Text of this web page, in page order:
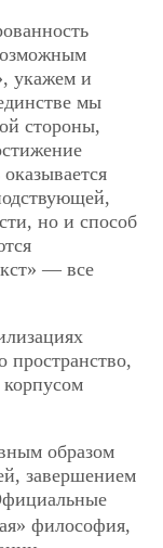
укажем и
мы
стороны,
но и способ
— все
пространство,
корпусом
образом
завершением
философия,